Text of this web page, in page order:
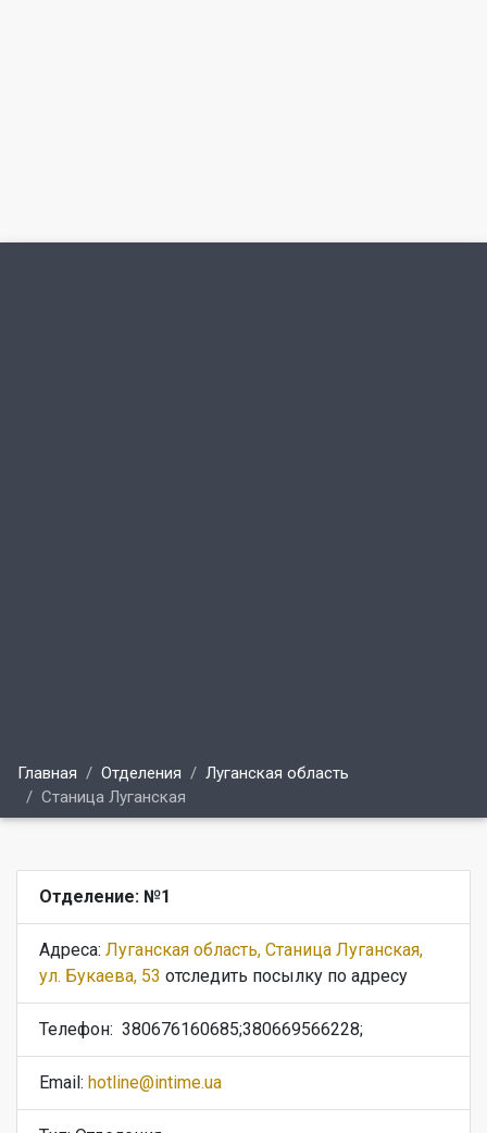
Главная Отделения
Луганская область
Станица Луганская
Отделение: №1
Адреса: Луганская область, Станица Луганская,
ул. Букаева, 53 отследить посылку по адресу
Телефон: 380676160685;380669566228;
Email: hotline@intime.ua